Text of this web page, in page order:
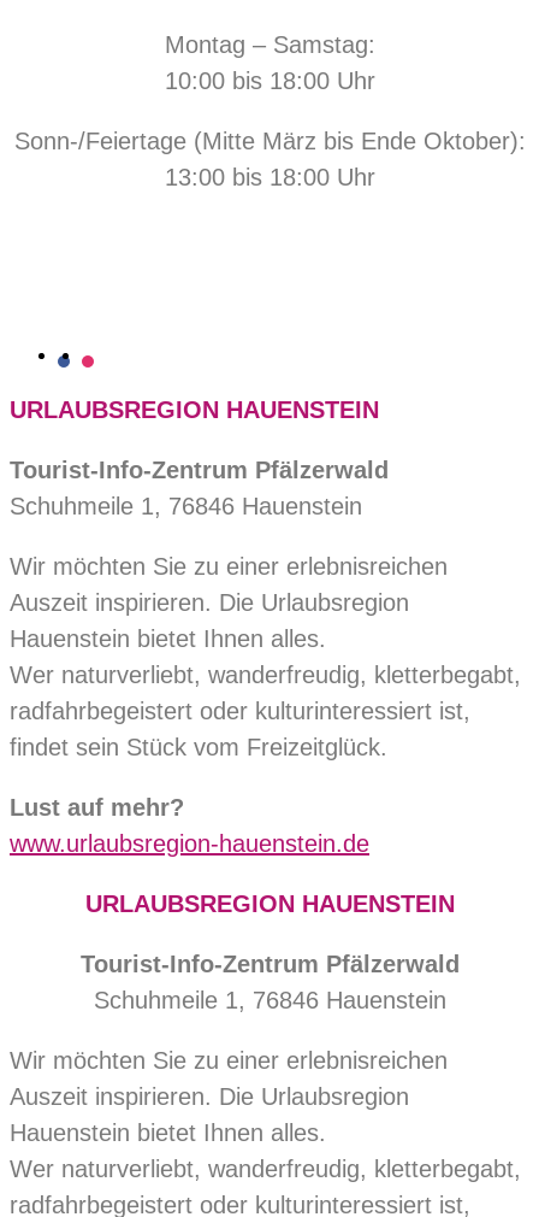
Montag – Samstag:
10:00 bis 18:00 Uhr
Sonn-/Feiertage (Mitte März bis Ende Oktober):
13:00 bis 18:00 Uhr
URLAUBSREGION HAUENSTEIN
Tourist-Info-Zentrum Pfälzerwald
Schuhmeile 1, 76846 Hauenstein
Wir möchten Sie zu einer erlebnisreichen
Auszeit inspirieren. Die Urlaubsregion
Hauenstein bietet Ihnen alles.
Wer naturverliebt, wanderfreudig, kletterbegabt,
radfahrbegeistert oder kulturinteressiert ist,
findet sein Stück vom Freizeitglück.
Lust auf mehr?
www.urlaubsregion-hauenstein.de
URLAUBSREGION HAUENSTEIN
Tourist-Info-Zentrum Pfälzerwald
Schuhmeile 1, 76846 Hauenstein
Wir möchten Sie zu einer erlebnisreichen
Auszeit inspirieren. Die Urlaubsregion
Hauenstein bietet Ihnen alles.
Wer naturverliebt, wanderfreudig, kletterbegabt,
radfahrbegeistert oder kulturinteressiert ist,